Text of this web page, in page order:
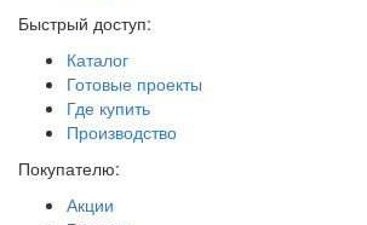
Быстрый доступ:
Каталог
Готовые проекты
Где купить
Производство
Покупателю:
Акции